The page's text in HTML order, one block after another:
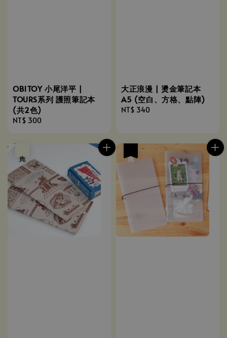
OB1TOY 小尾洋平 |
TOURS系列 護照筆記本
(共2色)
Regular
NT$ 300
大正浪漫 | 燙金筆記本
A5 (空白、方格、點陣)
Regular
NT$ 340